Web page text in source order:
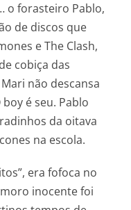
o forasteiro Pablo,
de discos que
e The Clash,
cobiça das
não descansa
é seu. Pablo
da oitava
na escola.
era fofoca no
inocente foi